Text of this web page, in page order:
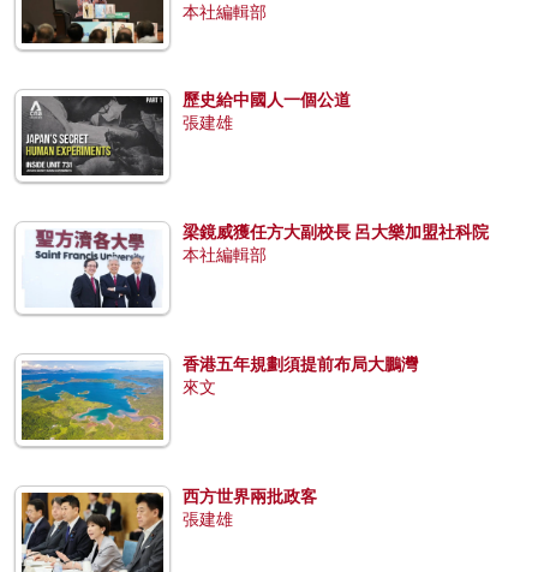
本社編輯部
歷史給中國人一個公道
張建雄
梁鏡威獲任方大副校長 呂大樂加盟社科院
本社編輯部
香港五年規劃須提前布局大鵬灣
來文
西方世界兩批政客
張建雄